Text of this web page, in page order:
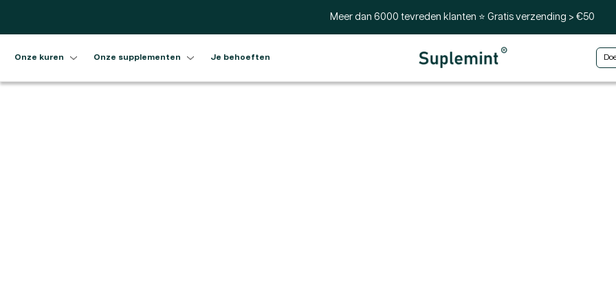
Meer dan 6000 tevreden klanten ⭐ Gratis verzending > €50
Onze kuren Onze supplementen Je behoeften